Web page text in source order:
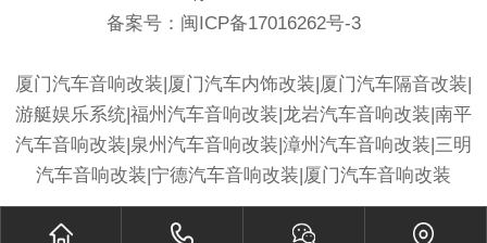
备案号： 闽ICP备17016262号-3
厦门汽车音响改装|厦门汽车内饰改装|厦门汽车隔音改装|
游艇娱乐系统|福州汽车音响改装|龙岩汽车音响改装|南平
汽车音响改装|泉州汽车音响改装|漳州汽车音响改装|三明
汽车音响改装|宁德汽车音响改装|厦门汽车音响改装